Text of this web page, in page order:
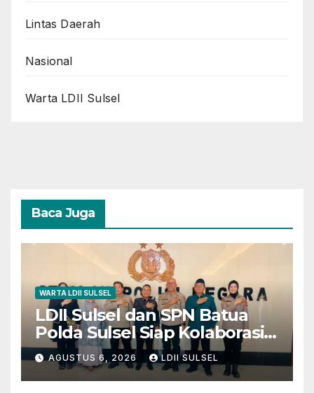
Lintas Daerah
Nasional
Warta LDII Sulsel
Baca Juga
WARTA LDII SULSEL
LDII Sulsel dan SPN Batua
Polda Sulsel Siap Kolaborasi
Bakti Sosial Sambut HUT RI
ke-81
AGUSTUS 6, 2026 LDII SULSEL